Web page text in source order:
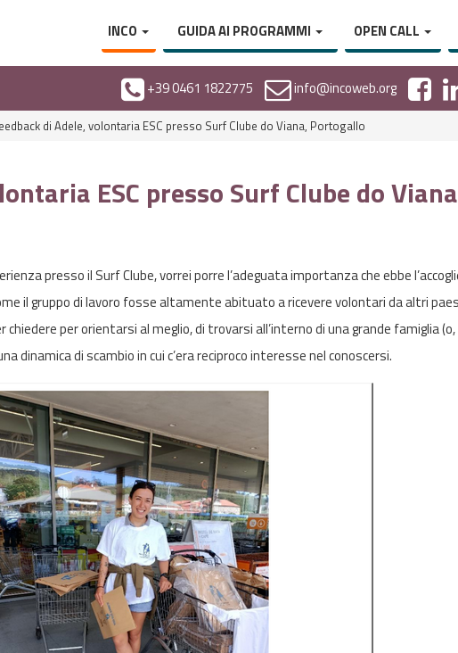
INCO GUIDA AI PROGRAMMI OPEN CALL
+39 0461 1822775 info@incoweb.org
di Adele, volontaria ESC presso Surf Clube do Viana, Portogallo
ESC presso Surf Clube do
presso il Surf Clube, vorrei porre l’adeguata importanza che ebbe
il gruppo di lavoro fosse altamente abituato a ricevere volontari da altri
per orientarsi al meglio, di trovarsi all’interno di una grande famiglia (o,
dinamica di scambio in cui c’era reciproco interesse nel conoscersi.